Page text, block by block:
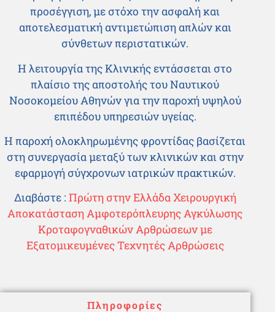
προσέγγιση, με στόχο την ασφαλή και
αποτελεσματική αντιμετώπιση απλών και
σύνθετων περιστατικών.
Η λειτουργία της Κλινικής εντάσσεται στο
πλαίσιο της αποστολής του Ναυτικού
Νοσοκομείου Αθηνών για την παροχή υψηλού
επιπέδου υπηρεσιών υγείας.
Η παροχή ολοκληρωμένης φροντίδας βασίζεται
στη συνεργασία μεταξύ των κλινικών και στην
εφαρμογή σύγχρονων ιατρικών πρακτικών.
Διαβάστε : Πρώτη στην Ελλάδα Χειρουργική
Αποκατάσταση Αμφοτερόπλευρης Αγκύλωσης
Κροταφογναθικών Αρθρώσεων με
Εξατομικευμένες Τεχνητές Αρθρώσεις
Πληροφορίες